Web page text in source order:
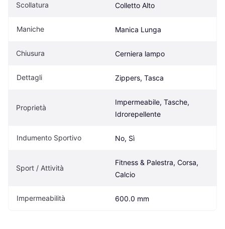
Scollatura Colletto Alto
Maniche Manica Lunga
Chiusura Cerniera lampo
Dettagli Zippers, Tasca
Proprietà
Impermeabile, Tasche,
Idrorepellente
Indumento Sportivo No, Sì
Sport / Attività
Fitness & Palestra, Corsa,
Calcio
Impermeabilità 600.0 mm